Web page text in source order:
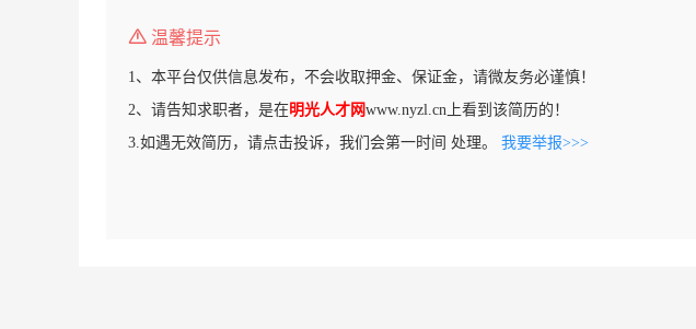
温馨提示
1、本平台仅供信息发布，不会收取押金、保证金，请微友务必谨慎！
2、请告知求职者，是在明光人才网www.nyzl.cn上看到该简历的！
3.如遇无效简历，请点击投诉，我们会第一时间 处理。 我要举报>>>